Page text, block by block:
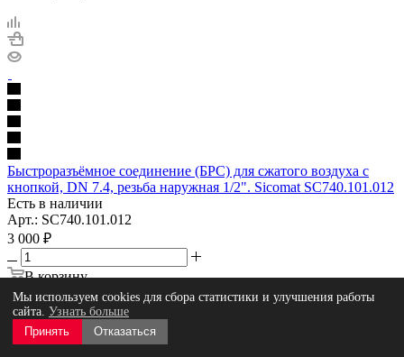
Быстроразъёмное соединение (БРС) для сжатого воздуха с
кнопкой, DN 7.4, резьба наружная 1/2". Sicomat SC740.101.012
Есть в наличии
Арт.: SC740.101.012
3 000 ₽
В корзину
Мы используем cookies для сбора статистики и улучшения работы
сайта. Узнать больше
Принять
Отказаться